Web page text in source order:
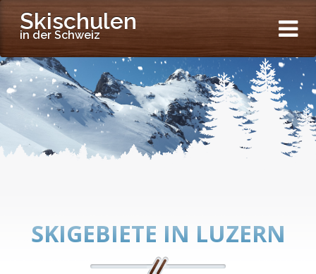
Skischulen
in der Schweiz
SKIGEBIETE IN LUZERN